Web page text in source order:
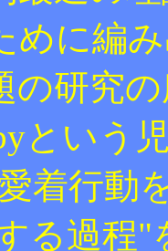
めに編
の研究
という
着行動
る過程"